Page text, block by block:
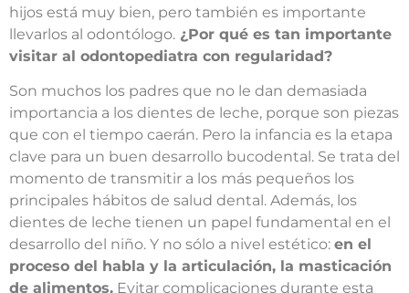
hijos está muy bien, pero también es importante
llevarlos al odontólogo. ¿Por qué es tan importante
visitar al odontopediatra con regularidad?
Son muchos los padres que no le dan demasiada
importancia a los dientes de leche, porque son piezas
que con el tiempo caerán. Pero la infancia es la etapa
clave para un buen desarrollo bucodental. Se trata del
momento de transmitir a los más pequeños los
principales hábitos de salud dental. Además, los
dientes de leche tienen un papel fundamental en el
desarrollo del niño. Y no sólo a nivel estético: en el
proceso del habla y la articulación, la masticación
de alimentos. Evitar complicaciones durante esta